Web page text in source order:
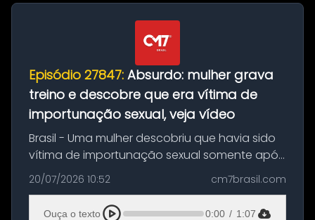
Episódio 27847: Absurdo: mulher grava
treino e descobre que era vítima de
importunação sexual, veja vídeo
Brasil - Uma mulher descobriu que havia sido
vítima de importunação sexual somente após
assistir a um vídeo que gravou enquanto
treinava na academia de um condomínio em
Feira de Santana, na Bahia. O c...
20/07/2026 10:52 cm7brasil.com
Ouça o texto 0:00 / 1:07